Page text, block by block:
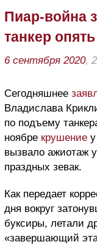
Пиар-война
танкер
6 сентября 2020,
Сегодняшнее
Владислава
по подъему
ноябре крушение
вызвало ажиотаж
праздных зевак.
Как передает
дня вокруг
буксиры, летали
«завершающий